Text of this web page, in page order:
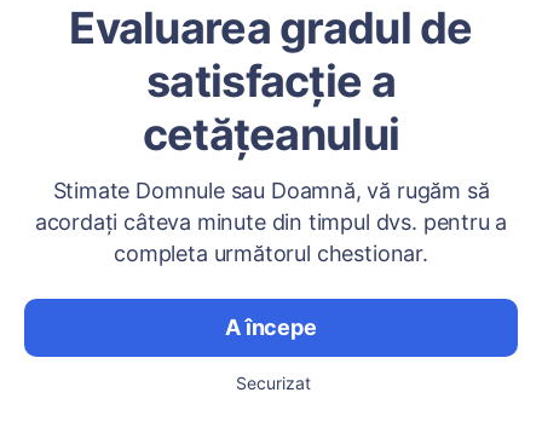
Evaluarea gradul de
satisfacție a
cetățeanului
Stimate Domnule sau Doamnă, vă rugăm să
acordați câteva minute din timpul dvs. pentru a
completa următorul chestionar.
A începe
Securizat